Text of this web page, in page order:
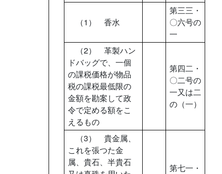
（1） 香水
第三三・
〇六号の
一
（2） 革製ハン
ドバッグで、一個
の課税価格が物品
税の課税最低限の
金額を勘案して政
令で定める額をこ
えるもの
第四二・
〇二号の
一又は二
の（一）
（3） 貴金属、
これを張つた金
属、貴石、半貴石
第七一・